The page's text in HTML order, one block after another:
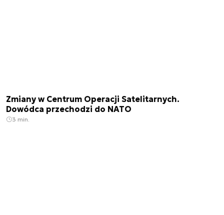
Zmiany w Centrum Operacji Satelitarnych.
Dowódca przechodzi do NATO
3 min.